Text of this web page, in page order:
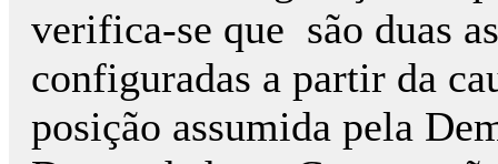
verifica-se que são duas
configuradas a partir da
posição assumida pela